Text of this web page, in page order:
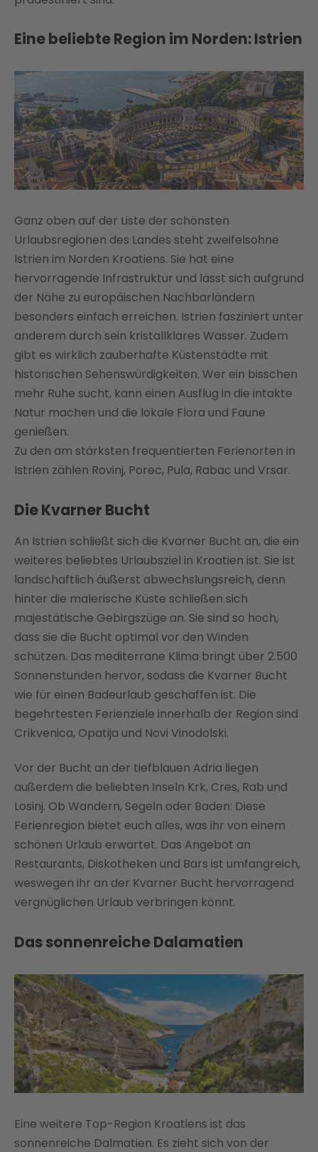
Eine beliebte Region im Norden: Istrien
Ganz oben auf der Liste der schönsten
Urlaubsregionen des Landes steht zweifelsohne
Istrien im Norden Kroatiens. Sie hat eine
hervorragende Infrastruktur und lässt sich aufgrund
der Nähe zu europäischen Nachbarländern
besonders einfach erreichen. Istrien fasziniert unter
anderem durch sein kristallklares Wasser. Zudem
gibt es wirklich zauberhafte Küstenstädte mit
historischen Sehenswürdigkeiten. Wer ein bisschen
mehr Ruhe sucht, kann einen Ausflug in die intakte
Natur machen und die lokale Flora und Faune
genießen.
Zu den am stärksten frequentierten Ferienorten in
Istrien zählen Rovinj, Porec, Pula, Rabac und Vrsar.
Die Kvarner Bucht
An Istrien schließt sich die Kvarner Bucht an, die ein
weiteres beliebtes Urlaubsziel in Kroatien ist. Sie ist
landschaftlich äußerst abwechslungsreich, denn
hinter die malerische Küste schließen sich
majestätische Gebirgszüge an. Sie sind so hoch,
dass sie die Bucht optimal vor den Winden
schützen. Das mediterrane Klima bringt über 2.500
Sonnenstunden hervor, sodass die Kvarner Bucht
wie für einen Badeurlaub geschaffen ist. Die
begehrtesten Ferienziele innerhalb der Region sind
Crikvenica, Opatija und Novi Vinodolski.
Vor der Bucht an der tiefblauen Adria liegen
außerdem die beliebten Inseln Krk, Cres, Rab und
Losinj. Ob Wandern, Segeln oder Baden: Diese
Ferienregion bietet euch alles, was ihr von einem
schönen Urlaub erwartet. Das Angebot an
Restaurants, Diskotheken und Bars ist umfangreich,
weswegen ihr an der Kvarner Bucht hervorragend
vergnüglichen Urlaub verbringen könnt.
Das sonnenreiche Dalamatien
Eine weitere Top-Region Kroatiens ist das
sonnenreiche Dalmatien. Es zieht sich von der